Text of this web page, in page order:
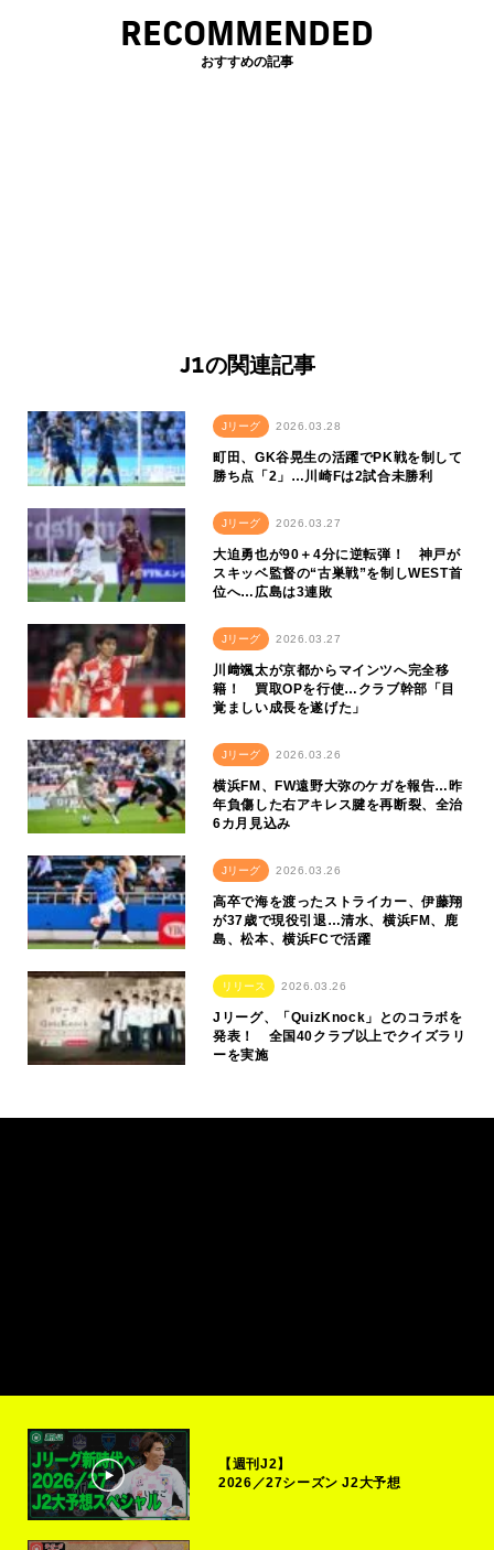
RECOMMENDED
おすすめの記事
J1の関連記事
Jリーグ 2026.03.28
町田、GK谷晃生の活躍でPK戦を制して
勝ち点「2」…川崎Fは2試合未勝利
Jリーグ 2026.03.27
大迫勇也が90＋4分に逆転弾！ 神戸が
スキッベ監督の“古巣戦”を制しWEST首
位へ…広島は3連敗
Jリーグ 2026.03.27
川﨑颯太が京都からマインツへ完全移
籍！ 買取OPを行使…クラブ幹部「目
覚ましい成長を遂げた」
Jリーグ 2026.03.26
横浜FM、FW遠野大弥のケガを報告…昨
年負傷した右アキレス腱を再断裂、全治
6カ月見込み
Jリーグ 2026.03.26
高卒で海を渡ったストライカー、伊藤翔
が37歳で現役引退…清水、横浜FM、鹿
島、松本、横浜FCで活躍
リリース 2026.03.26
Jリーグ、「QuizKnock」とのコラボを
発表！ 全国40クラブ以上でクイズラリ
ーを実施
【週刊J2】
2026／27シーズン J2大予想